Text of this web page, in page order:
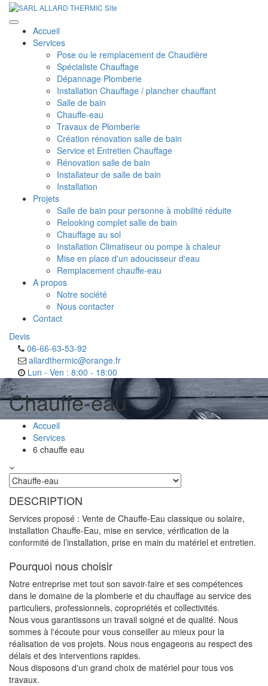
Accueil
Services
Pose ou le remplacement de Chaudière
Spécialiste Chauffage
Dépannage Plomberie
Installation Chauffage / plancher chauffant
Salle de bain
Chauffe-eau
Travaux de Plomberie
Création rénovation salle de bain
Service et Entretien Chauffage
Rénovation salle de bain
Installateur de salle de bain
Installation
Projets
Salle de bain pour personne à mobilité réduite
Relooking complet salle de bain
Chauffage au sol
Installation Climatiseur ou pompe à chaleur
Mise en place d'un adoucisseur d'eau
Remplacement chauffe-eau
A propos
Notre société
Nous contacter
Contact
Devis
06-66-63-53-92
allardthermic@orange.fr
Lun - Ven : 8:00 - 18:00
Chauffe-eau
Accueil
Services
6 chauffe eau
DESCRIPTION
Services proposé : Vente de Chauffe-Eau classique ou solaire,
installation Chauffe-Eau, mise en service, vérification de la
conformité de l’installation, prise en main du matériel et entretien.
Pourquoi nous choisir
Notre entreprise met tout son savoir-faire et ses compétences
dans le domaine de la plomberie et du chauffage au service des
particuliers, professionnels, copropriétés et collectivités.
Nous vous garantissons un travail soigné et de qualité. Nous
sommes à l'écoute pour vous conseiller au mieux pour la
réalisation de vos projets. Nous nous engageons au respect des
délais et des interventions rapides.
Nous disposons d'un grand choix de matériel pour tous vos
travaux.